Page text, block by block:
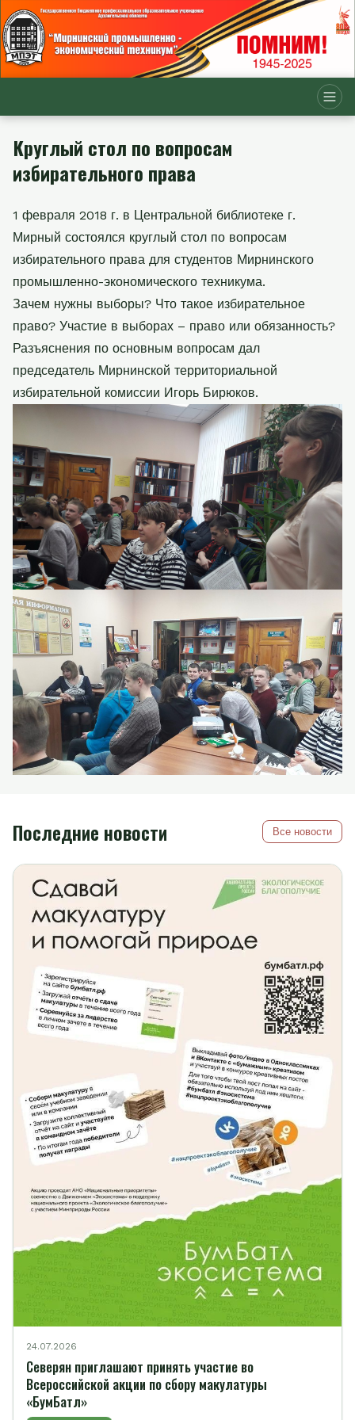
Круглый стол по вопросам
избирательного права
1 февраля 2018 г. в Центральной библиотеке г.
Мирный состоялся круглый стол по вопросам
избирательного права для студентов Мирнинского
промышленно-экономического техникума.
Зачем нужны выборы? Что такое избирательное
право? Участие в выборах – право или обязанность?
Разъяснения по основным вопросам дал
председатель Мирнинской территориальной
избирательной комиссии Игорь Бирюков.
Последние новости Все новости
24.07.2026
Северян приглашают принять участие во
Всероссийской акции по сбору макулатуры
«БумБатл»